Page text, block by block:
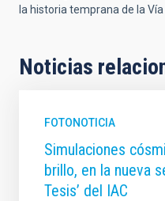
la historia temprana de la Vía
Noticias
FOTONOTICIA
Simulaciones
brillo, en la nueva
Tesis’ del IAC